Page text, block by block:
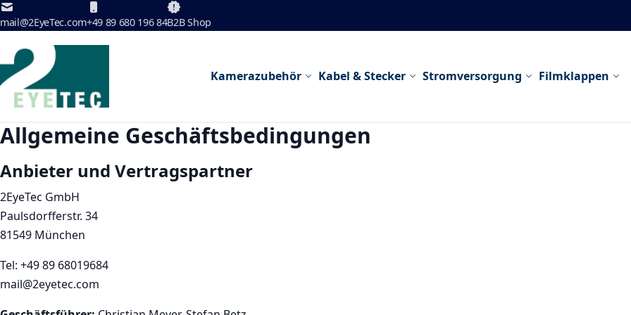
Zum Inhalt springen
mail@2EyeTec.com+49 89 680 196 84B2B Shop
Kamerazubehör Kabel & Stecker Stromversorgung Filmklappen
Allgemeine Geschäftsbedingungen
Anbieter und Vertragspartner
2EyeTec GmbH
Paulsdorfferstr. 34
81549 München
Tel: +49 89 68019684
mail@2eyetec.com